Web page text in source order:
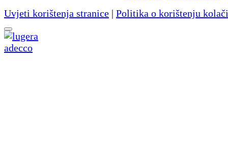
Uvjeti korištenja stranice | Politika o korištenju